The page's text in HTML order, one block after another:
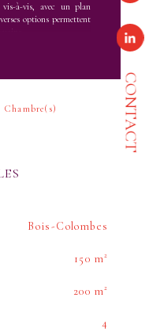
CONTACT
Chambre(s)
Bois-Colombes
150 m²
200 m²
4
à-vis, avec un plan
options permettent
la modernité, offrant un
d'informations ou pour
a été rédigée
de Nanterre